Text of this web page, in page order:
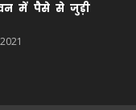
में पैसे से जुड़ी